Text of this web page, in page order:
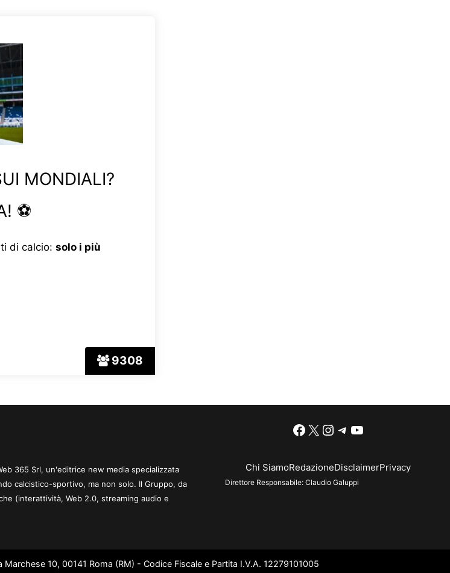
9308
MONDIALI?
⚽
di calcio: solo i più
365 Srl, un'editrice new media specializzata
calcistico-sportivo, ma non solo. Il Gruppo, da
(interattività, Web 2.0, streaming audio e
Facebook
X Instagram
Telegram
YouTube
Chi SiamoRedazioneDisclaimerPrivacy
Direttore Responsabile: Claudio Galuppi
10, 00141 Roma (RM) - Codice Fiscale e Partita I.V.A. 12279101005